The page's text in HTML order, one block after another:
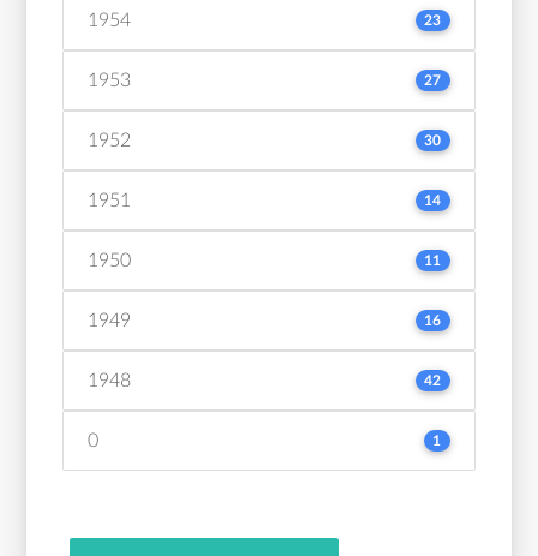
1954 23
1953 27
1952 30
1951 14
1950 11
1949 16
1948 42
0 1